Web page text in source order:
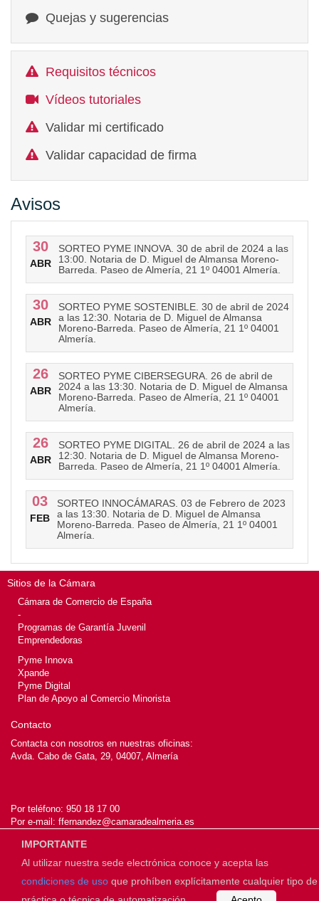
Quejas y sugerencias
Requisitos técnicos
Vídeos tutoriales
Validar mi certificado
Validar capacidad de firma
Avisos
30
ABR
SORTEO PYME INNOVA. 30 de abril de 2024 a las
13:00. Notaria de D. Miguel de Almansa Moreno-
Barreda. Paseo de Almería, 21 1º 04001 Almería.
30
ABR
SORTEO PYME SOSTENIBLE. 30 de abril de 2024
a las 12:30. Notaria de D. Miguel de Almansa
Moreno-Barreda. Paseo de Almería, 21 1º 04001
Almería.
26
ABR
SORTEO PYME CIBERSEGURA. 26 de abril de
2024 a las 13:30. Notaria de D. Miguel de Almansa
Moreno-Barreda. Paseo de Almería, 21 1º 04001
Almería.
26
ABR
SORTEO PYME DIGITAL. 26 de abril de 2024 a las
12:30. Notaria de D. Miguel de Almansa Moreno-
Barreda. Paseo de Almería, 21 1º 04001 Almería.
03
FEB
SORTEO INNOCÁMARAS. 03 de Febrero de 2023
a las 13:30. Notaria de D. Miguel de Almansa
Moreno-Barreda. Paseo de Almería, 21 1º 04001
Almería.
Sitios de la Cámara
Cámara de Comercio de España
-
Programas de Garantía Juvenil
Emprendedoras
Pyme Innova
Xpande
Pyme Digital
Plan de Apoyo al Comercio Minorista
Contacto
Contacta con nosotros en nuestras oficinas:
Avda. Cabo de Gata, 29, 04007, Almería
Por teléfono: 950 18 17 00
Por e-mail: ffernandez@camaradealmeria.es
© 2026Cámara de Almería
IMPORTANTE
Al utilizar nuestra sede electrónica conoce y acepta las
condiciones de uso que prohíben explícitamente cualquier tipo de